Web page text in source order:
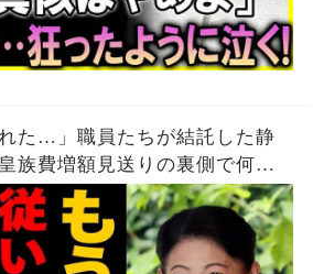
た…」職員たちが結託した静
族費増額見送りの裏側で何が